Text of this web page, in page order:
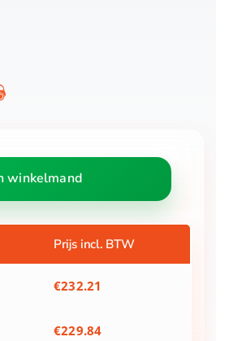
winkelmand
Prijs incl. BTW
€232.21
€229.84